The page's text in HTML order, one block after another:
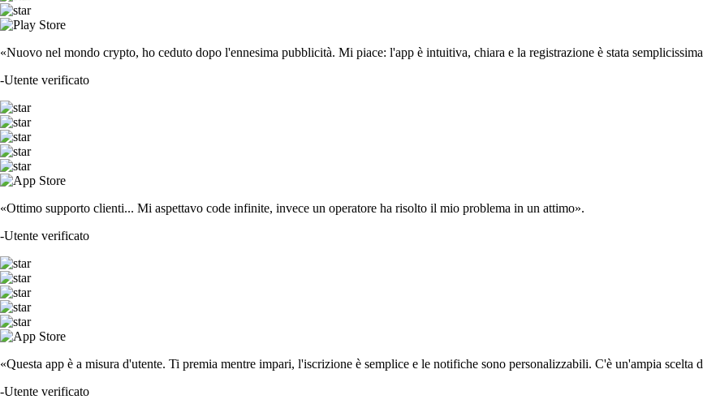
«Nuovo nel mondo crypto, ho ceduto dopo l'ennesima pubblicità. Mi piace: l'app è intuitiva, chiara e la registrazione è stata
-Utente verificato
«Ottimo supporto clienti... Mi aspettavo code infinite, invece un operatore ha risolto il mio problema in un attimo».
-Utente verificato
«Questa app è a misura d'utente. Ti premia mentre impari, l'iscrizione è semplice e le notifiche sono personalizzabili. C'è un'ampia scelta
-Utente verificato